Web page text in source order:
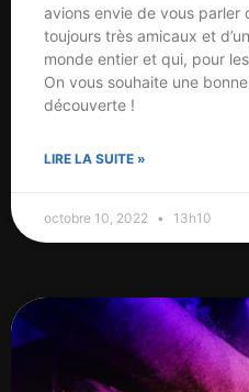
avions envie de vous parler
toujours très amicaux et
monde entier et qui, pour
On vous souhaite une
découverte !
LIRE LA SUITE »
octobre 10, 2022 13h10